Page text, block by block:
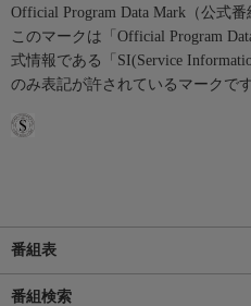
Official Program Data Mark（公式番
このマークは「Official Program
式情報である「SI(Service
のみ表記が許されているマークです
番組表
番組検索